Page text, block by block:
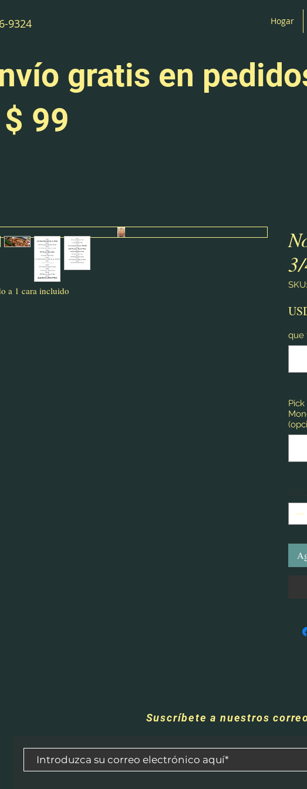
9324 Hogar
gratis en
99
a 1 cara incluido
que
Suscríbete a nuestros